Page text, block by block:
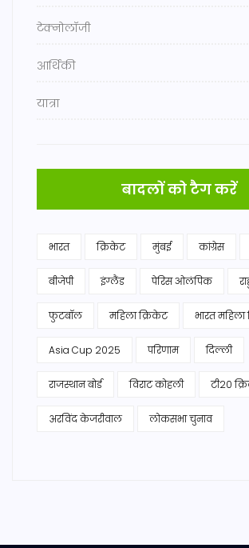
टेक्नोलॉजी
आर्थिकी
यात्रा
बादलों को टैग करें
भारत क्रिकेट मुंबई कांग्रेस
बीजेपी इंग्लैंड पेरिस ओलंपिक
फुटबॉल महिला क्रिकेट भारत महिला
Asia Cup 2025 परिणाम दिल्ली
राजस्थान बोर्ड विराट कोहली टी20
अरविंद केजरीवाल लोकसभा चुनाव